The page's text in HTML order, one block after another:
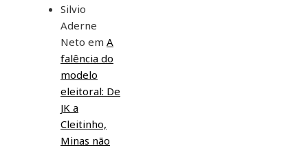
Silvio
Aderne
Neto em A
falência do
modelo
eleitoral: De
JK a
Cleitinho,
Minas não